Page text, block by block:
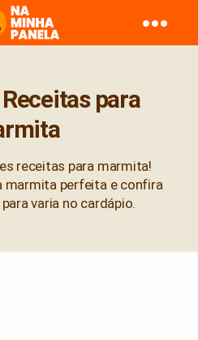
naminhapanela.com
Receitas para
receitas para marmita!
marmita perfeita e confira
varia no cardápio.